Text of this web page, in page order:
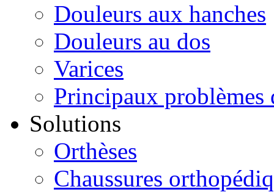
Douleurs aux hanches
Douleurs au dos
Varices
Principaux problèmes
Solutions
Orthèses
Chaussures